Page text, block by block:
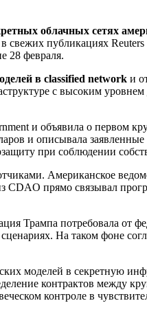
облачных сетях
свежих публикациях
28 февраля.
в classified network и
с высоким
и объявила о первом
и описывала
при соблюдении
Американское
прямо связывал
Трампа потребовала от
На таком фоне
моделей в секретную
контрактов между
контроле в